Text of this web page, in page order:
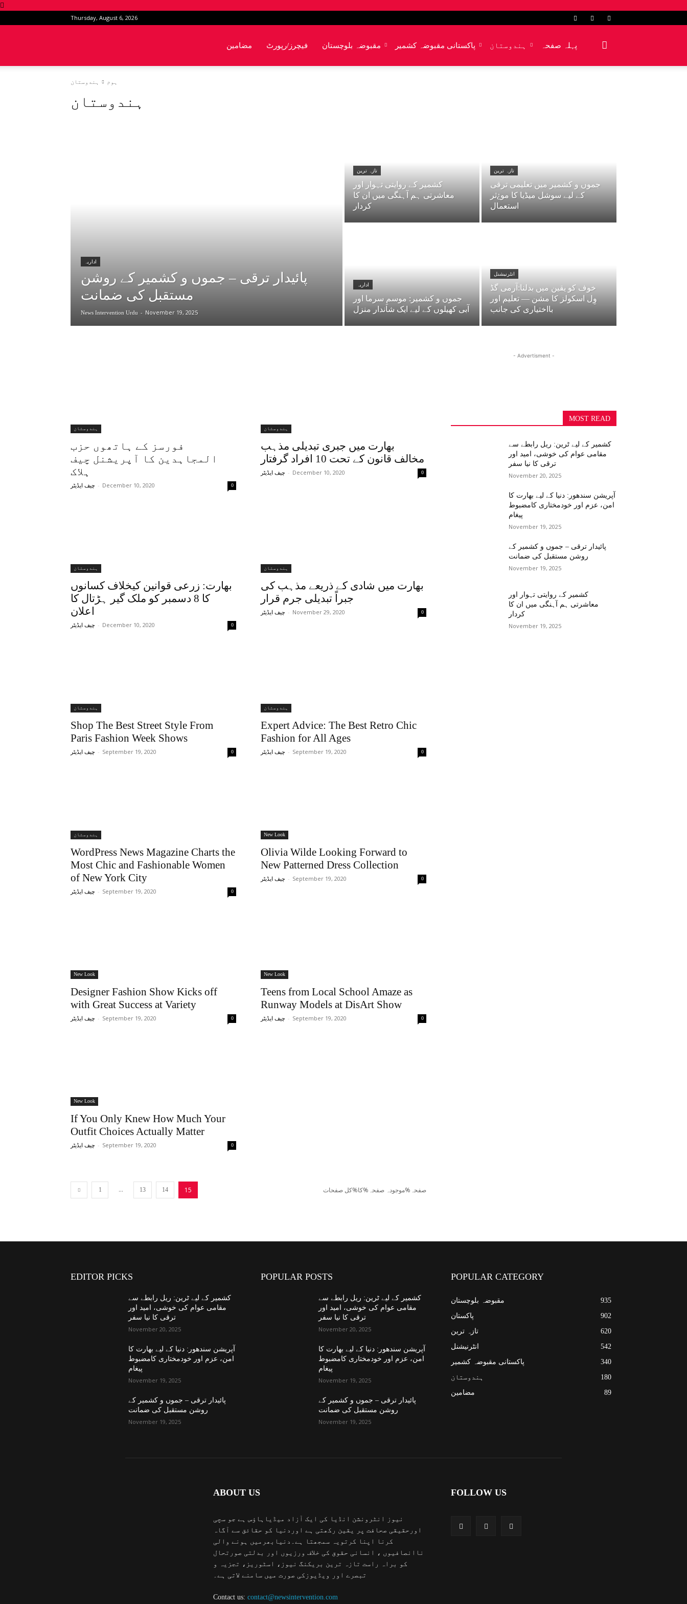
Thursday, August 6, 2026
مضامین فیچرز/رپورٹ مقبوضہ بلوچستان پاکستانی مقبوضہ کشمیر ہندوستان پہلہ صفحہ
ہوم ہندوستان
ہندوستان
اداریہ
پائیدار ترقی – جموں و کشمیر کے روشن
مستقبل کی ضمانت
News Intervention Urdu - November 19, 2025
تازہ ترین
کشمیر کے روایتی تہوار اور
معاشرتی ہم آہنگی میں ان کا
کردار
تازہ ترین
جموں و کشمیر میں تعلیمی ترقی
کے لیے سوشل میڈیا کا مو¿ثر
استعمال
اداریہ
جموں و کشمیر: موسمِ سرما اور
آبی کھیلوں کے لیے ایک شاندار منزل
انٹرنیشنل
خوف کو یقین میں بدلنا:آرمی گڈ
وِل اسکولز کا مشن — تعلیم اور
بااختیاری کی جانب
ہندوستان
فورسز کے ہاتھوں حزب
المجاہدین کا آپریشنل چیف
ہلاک
چیف ایڈیٹر - December 10, 2020 0
ہندوستان
بھارت میں جبری تبدیلی مذہب
مخالف قانون کے تحت 10 افراد گرفتار
چیف ایڈیٹر - December 10, 2020 0
ہندوستان
بھارت: زرعی قوانین کیخلاف کسانوں
کا 8 دسمبر کو ملک گیر ہڑتال کا
اعلان
چیف ایڈیٹر - December 10, 2020 0
ہندوستان
بھارت میں شادی کے ذریعے مذہب کی
جبراً تبدیلی جرم قرار
چیف ایڈیٹر - November 29, 2020 0
ہندوستان
Shop The Best Street Style From
Paris Fashion Week Shows
چیف ایڈیٹر - September 19, 2020 0
ہندوستان
Expert Advice: The Best Retro Chic
Fashion for All Ages
چیف ایڈیٹر - September 19, 2020 0
ہندوستان
WordPress News Magazine Charts the
Most Chic and Fashionable Women
of New York City
چیف ایڈیٹر - September 19, 2020 0
New Look
Olivia Wilde Looking Forward to
New Patterned Dress Collection
چیف ایڈیٹر - September 19, 2020 0
New Look
Designer Fashion Show Kicks off
with Great Success at Variety
چیف ایڈیٹر - September 19, 2020 0
New Look
Teens from Local School Amaze as
Runway Models at DisArt Show
چیف ایڈیٹر - September 19, 2020 0
New Look
If You Only Knew How Much Your
Outfit Choices Actually Matter
چیف ایڈیٹر - September 19, 2020 0
1 ... 13 14 15 صفحہ%موجودہ صفحہ%کا%کل صفحات
- Advertisment -
MOST READ
کشمیر کے لیے ٹرین: ریل رابطے سے
مقامی عوام کی خوشی، امید اور
ترقی کا نیا سفر
November 20, 2025
آپریشن سندھور: دنیا کے لیے بھارت کا
امن، عزم اور خودمختاری کامضبوط
پیغام
November 19, 2025
پائیدار ترقی – جموں و کشمیر کے
روشن مستقبل کی ضمانت
November 19, 2025
کشمیر کے روایتی تہوار اور
معاشرتی ہم آہنگی میں ان کا
کردار
November 19, 2025
EDITOR PICKS
کشمیر کے لیے ٹرین: ریل رابطے سے
مقامی عوام کی خوشی، امید اور
ترقی کا نیا سفر
November 20, 2025
آپریشن سندھور: دنیا کے لیے بھارت کا
امن، عزم اور خودمختاری کامضبوط
پیغام
November 19, 2025
پائیدار ترقی – جموں و کشمیر کے
روشن مستقبل کی ضمانت
November 19, 2025
POPULAR POSTS
کشمیر کے لیے ٹرین: ریل رابطے سے
مقامی عوام کی خوشی، امید اور
ترقی کا نیا سفر
November 20, 2025
آپریشن سندھور: دنیا کے لیے بھارت کا
امن، عزم اور خودمختاری کامضبوط
پیغام
November 19, 2025
پائیدار ترقی – جموں و کشمیر کے
روشن مستقبل کی ضمانت
November 19, 2025
POPULAR CATEGORY
مقبوضہ بلوچستان
935
پاکستان
902
تازہ ترین
620
انٹرنیشنل
542
پاکستانی مقبوضہ کشمیر
340
ہندوستان
180
مضامین
89
ABOUT US
نیوز انٹرونشن انڈیا کی ایک آزاد میڈیاہاؤس ہے جو سچی
اورحقیقی صحافت پر یقین رکھتی ہے اوردنیا کو حقائق سے آگاہ
کرنا اپنا کرتویہ سمجھتا ہے۔دنیابھرمیں ہونے والی
ناانصافیوں ، انسانی حقوق کی خلاف ورزیوں اور بدلتی صورتحال
کو براہ راست تازہ ترین بریکنگ نیوز، اسٹوریز، تجزیہ و
تبصرے اور ویڈیوزکی صورت میں سامنے لاتی ہے۔
Contact us: contact@newsintervention.com
FOLLOW US